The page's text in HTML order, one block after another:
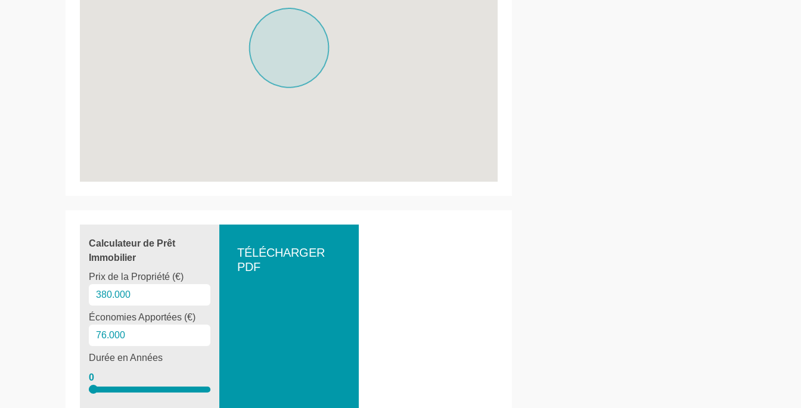
Calculateur de Prêt
Immobilier
Prix de la Propriété (€)
Économies Apportées (€)
Durée en Années
0
TÉLÉCHARGER
PDF